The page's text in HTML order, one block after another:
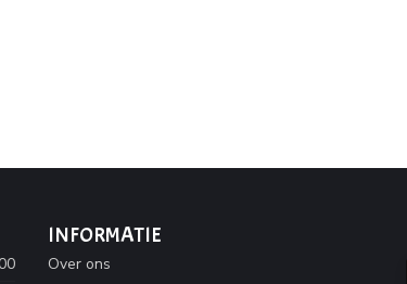
INFORMATIE
Over ons